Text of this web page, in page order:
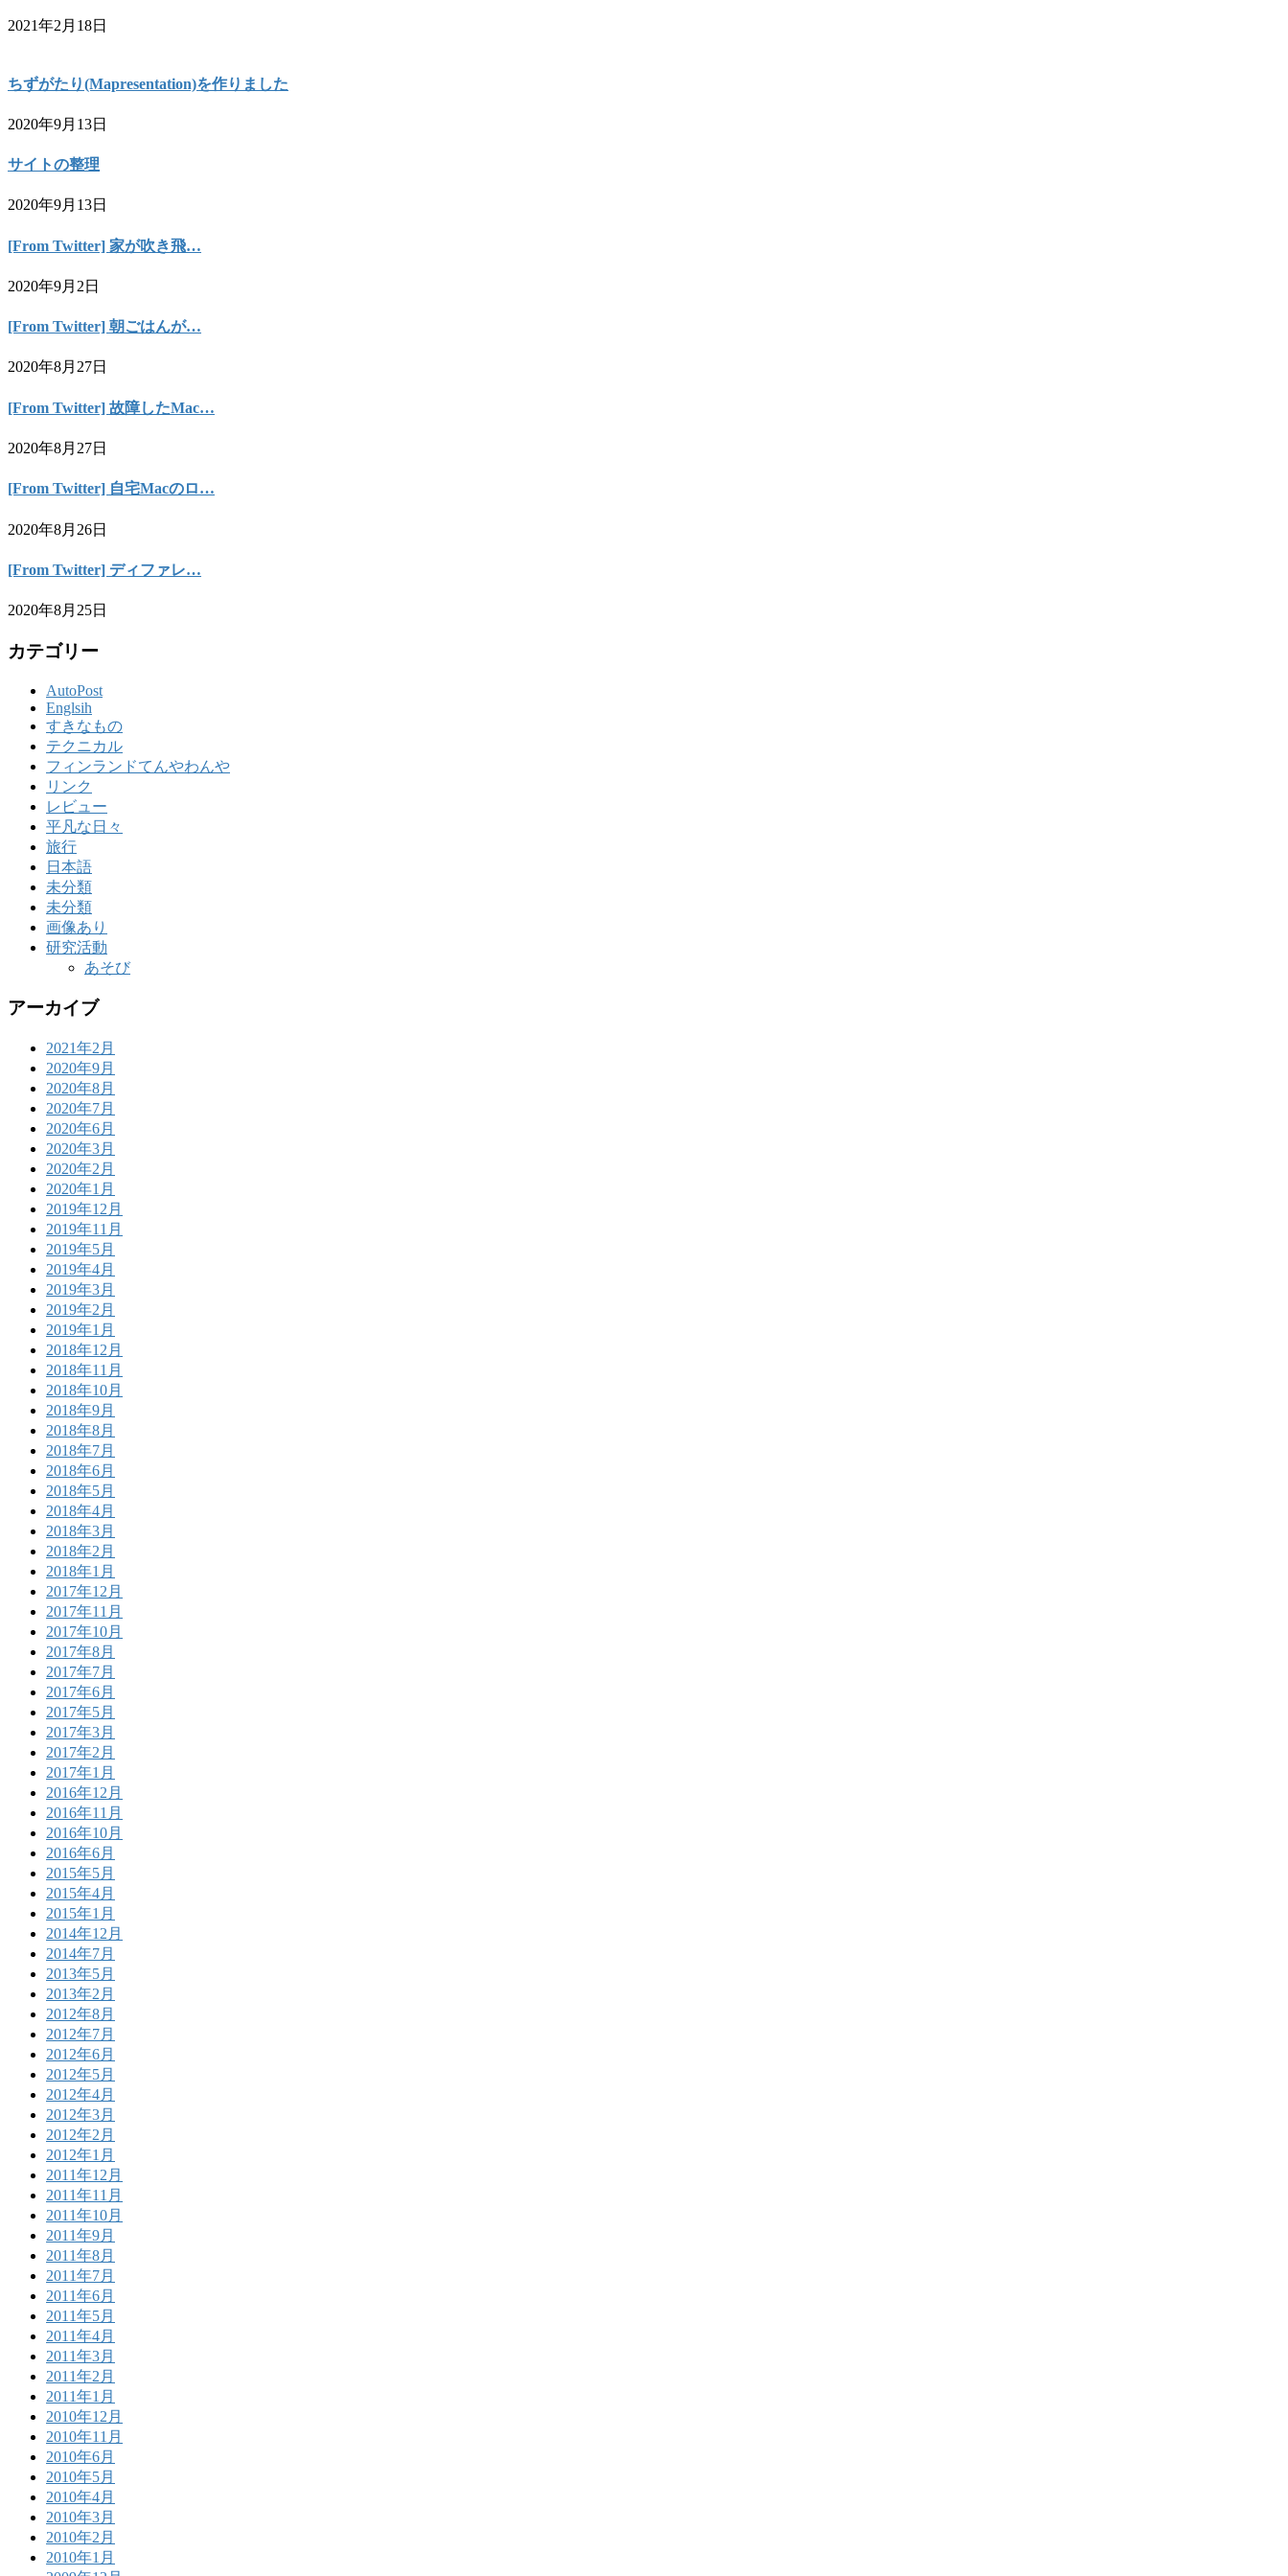
2021年2月18日
ちずがたり(Mapresentation)を作りました
2020年9月13日
サイトの整理
2020年9月13日
[From Twitter] 家が吹き飛…
2020年9月2日
[From Twitter] 朝ごはんが…
2020年8月27日
[From Twitter] 故障したMac…
2020年8月27日
[From Twitter] 自宅Macのロ…
2020年8月26日
[From Twitter] ディファレ…
2020年8月25日
カテゴリー
AutoPost
Englsih
すきなもの
テクニカル
フィンランドてんやわんや
リンク
レビュー
平凡な日々
旅行
日本語
未分類
未分類
画像あり
研究活動
あそび
アーカイブ
2021年2月
2020年9月
2020年8月
2020年7月
2020年6月
2020年3月
2020年2月
2020年1月
2019年12月
2019年11月
2019年5月
2019年4月
2019年3月
2019年2月
2019年1月
2018年12月
2018年11月
2018年10月
2018年9月
2018年8月
2018年7月
2018年6月
2018年5月
2018年4月
2018年3月
2018年2月
2018年1月
2017年12月
2017年11月
2017年10月
2017年8月
2017年7月
2017年6月
2017年5月
2017年3月
2017年2月
2017年1月
2016年12月
2016年11月
2016年10月
2016年6月
2015年5月
2015年4月
2015年1月
2014年12月
2014年7月
2013年5月
2013年2月
2012年8月
2012年7月
2012年6月
2012年5月
2012年4月
2012年3月
2012年2月
2012年1月
2011年12月
2011年11月
2011年10月
2011年9月
2011年8月
2011年7月
2011年6月
2011年5月
2011年4月
2011年3月
2011年2月
2011年1月
2010年12月
2010年11月
2010年6月
2010年5月
2010年4月
2010年3月
2010年2月
2010年1月